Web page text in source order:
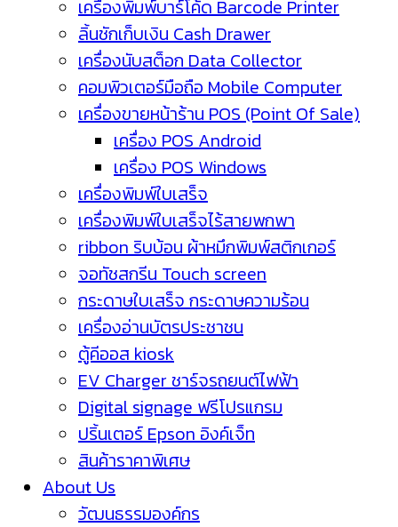
เครื่องพิมพ์บาร์โค้ด Barcode Printer
ลิ้นชักเก็บเงิน Cash Drawer
เครื่องนับสต็อก Data Collector
คอมพิวเตอร์มือถือ Mobile Computer
เครื่องขายหน้าร้าน POS (Point Of Sale)
เครื่อง POS Android
เครื่อง POS Windows
เครื่องพิมพ์ใบเสร็จ
เครื่องพิมพ์ใบเสร็จไร้สายพกพา
ribbon ริบบ้อน ผ้าหมึกพิมพ์สติกเกอร์
จอทัชสกรีน Touch screen
กระดาษใบเสร็จ กระดาษความร้อน
เครื่องอ่านบัตรประชาชน
ตู้คีออส kiosk
EV Charger ชาร์จรถยนต์ไฟฟ้า
Digital signage ฟรีโปรแกรม
ปริ้นเตอร์ Epson อิงค์เจ็ท
สินค้าราคาพิเศษ
About Us
วัฒนธรรมองค์กร